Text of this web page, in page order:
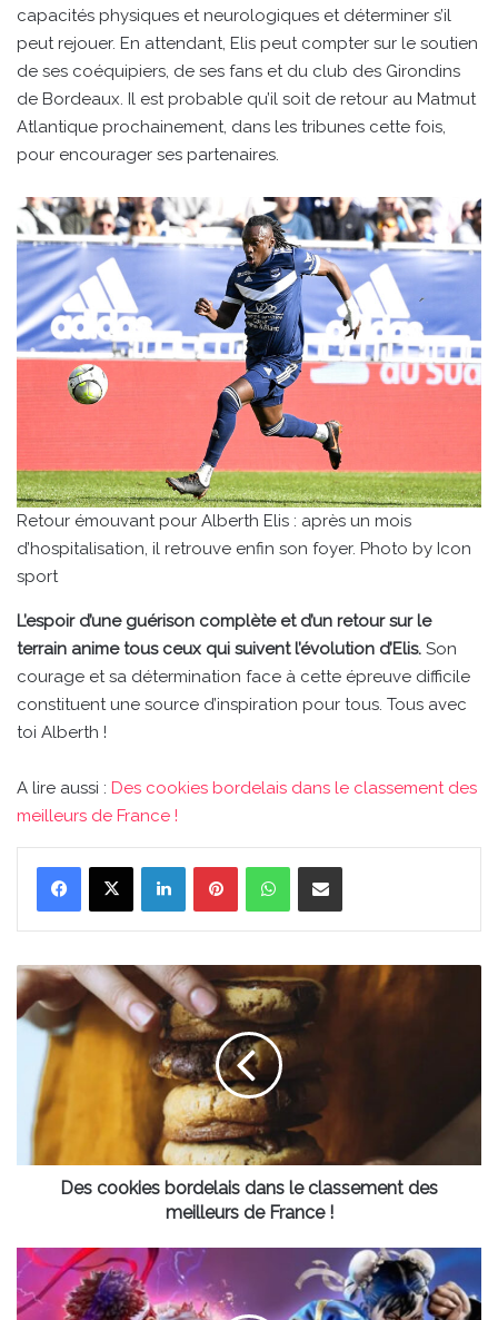
capacités physiques et neurologiques et déterminer s’il
peut rejouer. En attendant, Elis peut compter sur le soutien
de ses coéquipiers, de ses fans et du club des Girondins
de Bordeaux. Il est probable qu’il soit de retour au Matmut
Atlantique prochainement, dans les tribunes cette fois,
pour encourager ses partenaires.
Retour émouvant pour Alberth Elis : après un mois
d’hospitalisation, il retrouve enfin son foyer. Photo by Icon
sport
L’espoir d’une guérison complète et d’un retour sur le
terrain anime tous ceux qui suivent l’évolution d’Elis. Son
courage et sa détermination face à cette épreuve difficile
constituent une source d’inspiration pour tous. Tous avec
toi Alberth !
A lire aussi : Des cookies bordelais dans le classement des
meilleurs de France !
LinkedinPinterestWhatsAppPartager par email
Des
cookies
bordelais
dans
classement
des
de
Des cookies bordelais dans le classement des
meilleurs de France !
Des
consoles
et